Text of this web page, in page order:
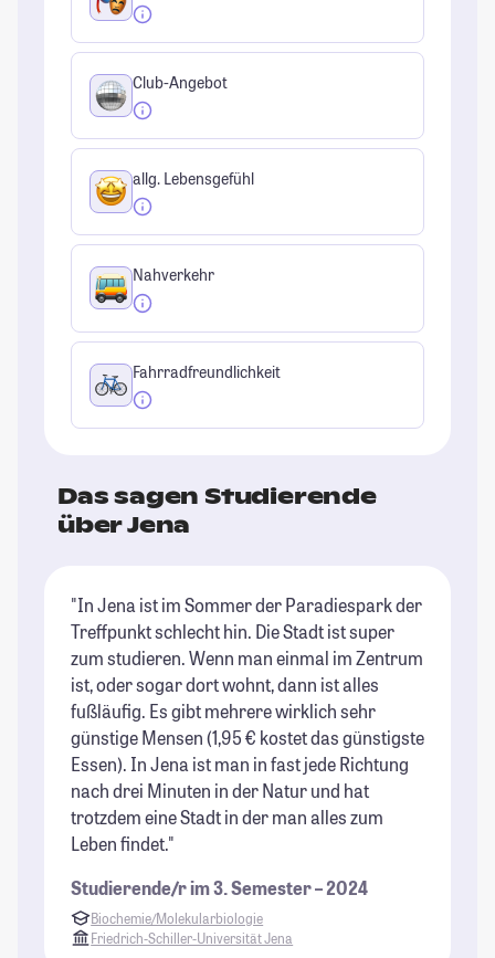
Club-Angebot
allg. Lebensgefühl
Nahverkehr
Fahrradfreundlichkeit
Das sagen Studierende
über Jena
"In Jena ist im Sommer der Paradiespark der
Treffpunkt schlecht hin. Die Stadt ist super
zum studieren. Wenn man einmal im Zentrum
ist, oder sogar dort wohnt, dann ist alles
fußläufig. Es gibt mehrere wirklich sehr
günstige Mensen (1,95 € kostet das günstigste
Essen). In Jena ist man in fast jede Richtung
nach drei Minuten in der Natur und hat
trotzdem eine Stadt in der man alles zum
Leben findet."
Studierende/r im 3. Semester – 2024
Biochemie/Molekularbiologie
Friedrich-Schiller-Universität Jena